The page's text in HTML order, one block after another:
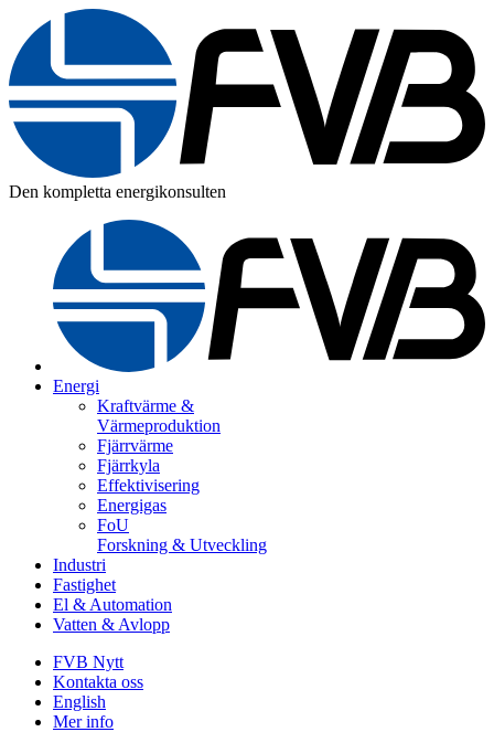
Den kompletta energikonsulten
Energi
Kraftvärme &
Värmeproduktion
Fjärrvärme
Fjärrkyla
Effektivisering
Energigas
FoU
Forskning & Utveckling
Industri
Fastighet
El & Automation
Vatten & Avlopp
FVB Nytt
Kontakta oss
English
Mer info